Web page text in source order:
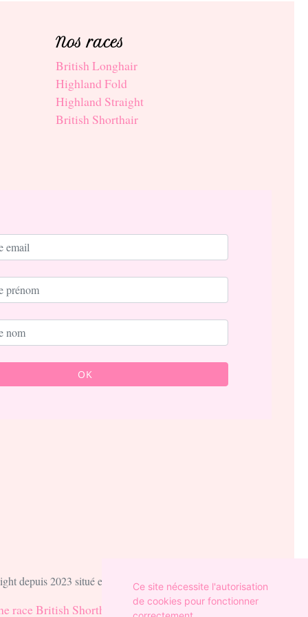
Nos races
British Longhair
Highland Fold
Highland Straight
British Shorthair
OK
depuis 2023 situé en Lot
race British Shorthair Mentions légales
Ce site nécessite l'autorisation
de cookies pour fonctionner